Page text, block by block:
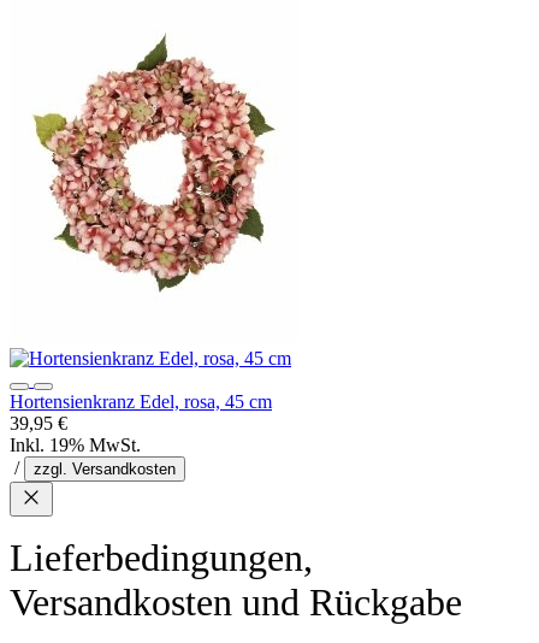
Hortensienkranz Edel, rosa, 45 cm
39,95 €
Inkl. 19% MwSt.
/
zzgl. Versandkosten
Lieferbedingungen,
Versandkosten und Rückgabe